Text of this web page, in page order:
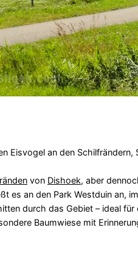
Eisvogel an den Schilfrändern,
von Dishoek, aber
es an den Park Westduin an,
durch das Gebiet – ideal für
Baumwiese mit